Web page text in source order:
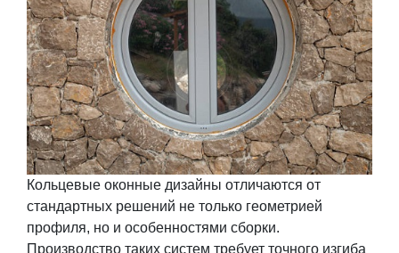
Кольцевые оконные дизайны отличаются от
стандартных решений не только геометрией
профиля, но и особенностями сборки.
Производство таких систем требует точного изгиба